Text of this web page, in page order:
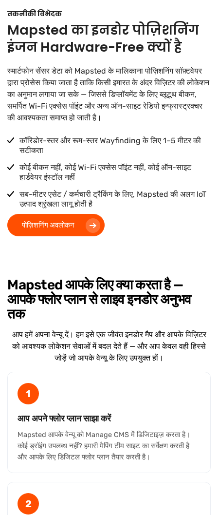
तकनीकी विभेदक
Mapsted का इनडोर पोज़िशनिंग
इंजन Hardware-Free क्यों है
स्मार्टफोन सेंसर डेटा को Mapsted के मालिकाना पोज़िशनिंग सॉफ़्टवेयर
द्वारा प्रोसेस किया जाता है ताकि किसी इमारत के अंदर विज़िटर की लोकेशन
का अनुमान लगाया जा सके — जिससे डिप्लॉयमेंट के लिए ब्लूटूथ बीकन,
समर्पित Wi-Fi एक्सेस पॉइंट और अन्य ऑन-साइट रेडियो इन्फ्रास्ट्रक्चर
की आवश्यकता समाप्त हो जाती है।
कॉरिडोर-स्तर और रूम-स्तर Wayfinding के लिए 1–5 मीटर की
सटीकता
कोई बीकन नहीं, कोई Wi-Fi एक्सेस पॉइंट नहीं, कोई ऑन-साइट
हार्डवेयर इंस्टॉल नहीं
सब-मीटर एसेट / कर्मचारी ट्रैकिंग के लिए, Mapsted की अलग IoT
उत्पाद श्रृंखला लागू होती है
पोज़िशनिंग अवलोकन
Mapsted आपके लिए क्या करता है —
आपके फ्लोर प्लान से लाइव इनडोर अनुभव
तक
आप हमें अपना वेन्यू दें। हम इसे एक जीवंत इनडोर मैप और आपके विज़िटर
को आवश्यक लोकेशन सेवाओं में बदल देते हैं — और आप केवल वही हिस्से
जोड़ें जो आपके वेन्यू के लिए उपयुक्त हों।
1
आप अपने फ्लोर प्लान साझा करें
Mapsted आपके वेन्यू को Manage CMS में डिजिटाइज़ करता है।
कोई ड्रॉइंग उपलब्ध नहीं? हमारी मैपिंग टीम साइट का सर्वेक्षण करती है
और आपके लिए डिजिटल फ्लोर प्लान तैयार करती है।
2